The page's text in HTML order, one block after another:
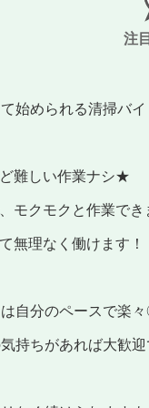
注
始められる清掃バ
難しい作業ナシ★
モクモクと作業で
無理なく働けます！
自分のペースで楽
持ちがあれば大歓迎